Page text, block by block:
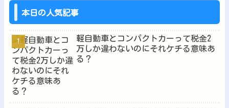
本日の人気記事
軽自動車とコンパクトカーって税金2
万しか違わないのにそれケチる意味あ
る？